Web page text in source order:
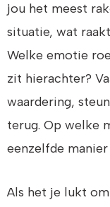
jou het meest
situatie, wat
Welke emotie
zit hierachter?
waardering,
terug. Op welke
eenzelfde
Als het je lukt